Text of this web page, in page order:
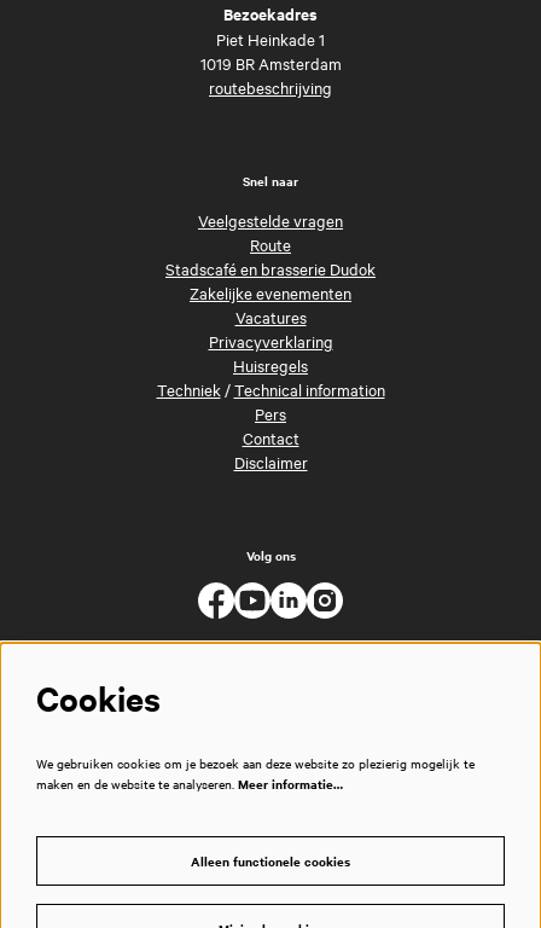
Bezoekadres
Piet Heinkade 1
1019 BR Amsterdam
routebeschrijving
Snel naar
Veelgestelde vragen
Route
Stadscafé en brasserie Dudok
Zakelijke evenementen
Vacatures
Privacyverklaring
Huisregels
Techniek/Technical information
Pers
Contact
Disclaimer
Volg ons
Cookies
We gebruiken cookies om je bezoek aan deze website zo plezierig mogelijk te
maken en de website te analyseren. Meer informatie…
Alleen functionele cookies